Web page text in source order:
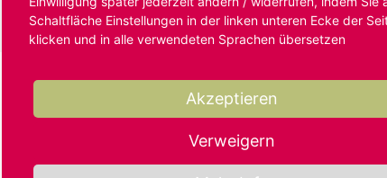
Schaltfläche Einstellungen in der linken unteren Ecke der
klicken und in alle verwendeten Sprachen übersetzen
Akzeptieren
Verweigern